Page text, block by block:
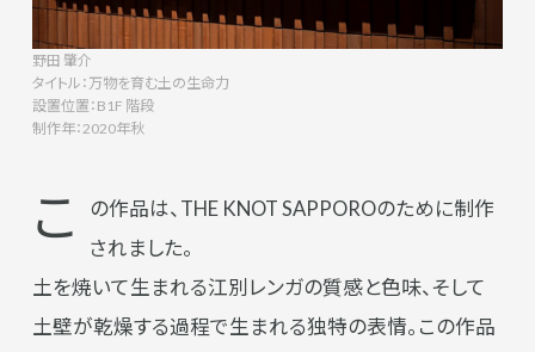
野田 肇介
タイトル：万物を育む土の生命力
設置位置：B1F 階段
制作年：2020年秋
こ
の作品は、THE KNOT SAPPOROのために制作
されました。
土を焼いて生まれる江別レンガの質感と色味、そして
土壁が乾燥する過程で生まれる独特の表情。この作品